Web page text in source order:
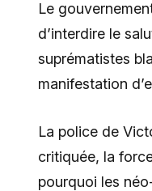
Le
d’interdire le
suprématistes
manifestation
La police de
critiquée, la
pourquoi les